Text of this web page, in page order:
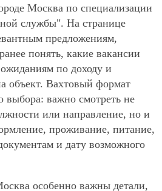
Москва по специализации
службы". На странице
предложениям,
понять, какие вакансии
по доходу и
объект. Вахтовый формат
выбора: важно смотреть не
или направление, но и
проживание, питание,
и дату возможного
особенно важны детали,